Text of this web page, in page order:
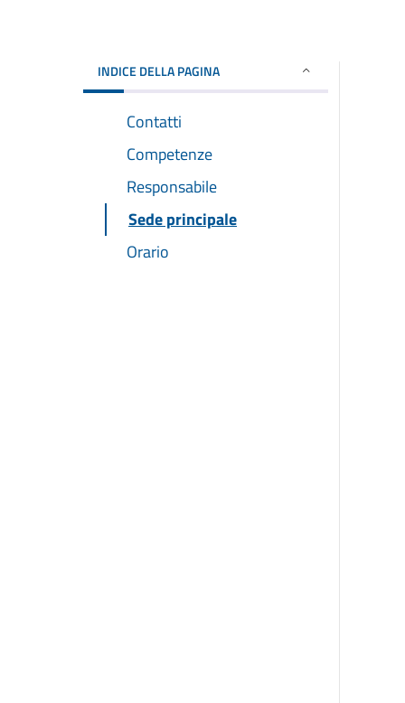
INDICE DELLA PAGINA
Contatti
Competenze
Responsabile
Sede principale
Orario